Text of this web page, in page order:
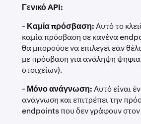
Γενικό API:
- Καμία πρόσβαση:Αυτό το
καμία πρόσβαση σε κανένα
θα μπορούσε να επιλεγεί εάν
με πρόσβαση για ανάληψη
στοιχείων).
- Μόνο ανάγνωση:Αυτό είναι
ανάγνωση και επιτρέπει την
endpoints που δεν γράφουν στον